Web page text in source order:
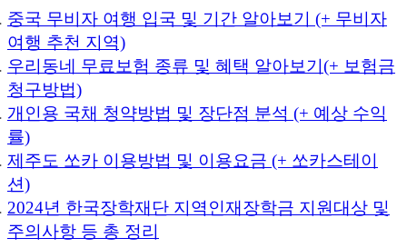
중국 무비자 여행 입국 및 기간 알아보기 (+ 무비자
여행 추천 지역)
우리동네 무료보험 종류 및 혜택 알아보기(+ 보험금
청구방법)
개인용 국채 청약방법 및 장단점 분석 (+ 예상 수익
률)
제주도 쏘카 이용방법 및 이용요금 (+ 쏘카스테이
션)
2024년 한국장학재단 지역인재장학금 지원대상 및
주의사항 등 총 정리